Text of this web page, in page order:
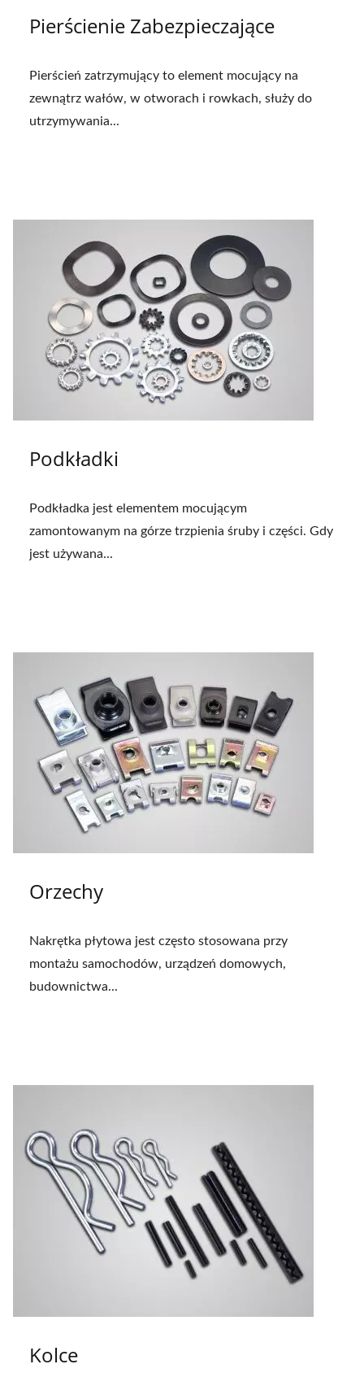
Pierścienie Zabezpieczające
Pierścień zatrzymujący to element mocujący na
zewnątrz wałów, w otworach i rowkach, służy do
utrzymywania...
Podkładki
Podkładka jest elementem mocującym
zamontowanym na górze trzpienia śruby i części. Gdy
jest używana...
Orzechy
Nakrętka płytowa jest często stosowana przy
montażu samochodów, urządzeń domowych,
budownictwa...
Kolce